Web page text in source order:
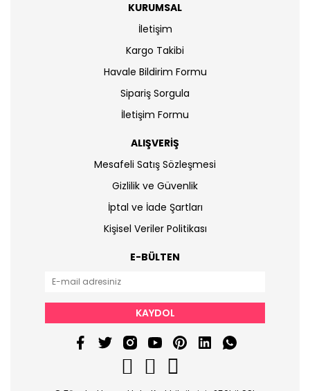
KURUMSAL
İletişim
Kargo Takibi
Havale Bildirim Formu
Sipariş Sorgula
İletişim Formu
ALIŞVERİŞ
Mesafeli Satış Sözleşmesi
Gizlilik ve Güvenlik
İptal ve İade Şartları
Kişisel Veriler Politikası
E-BÜLTEN
KAYDOL